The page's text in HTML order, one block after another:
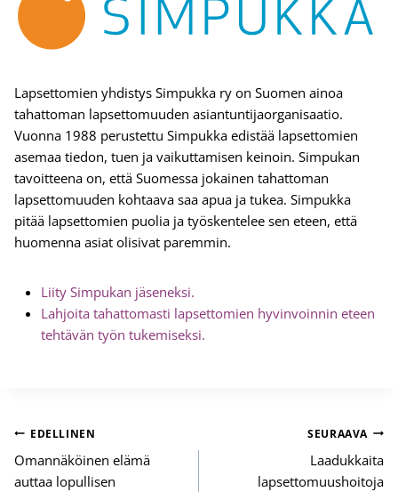
Lapsettomien yhdistys Simpukka ry on Suomen ainoa
tahattoman lapsettomuuden asiantuntijaorganisaatio.
Vuonna 1988 perustettu Simpukka edistää lapsettomien
asemaa tiedon, tuen ja vaikuttamisen keinoin. Simpukan
tavoitteena on, että Suomessa jokainen tahattoman
lapsettomuuden kohtaava saa apua ja tukea. Simpukka
pitää lapsettomien puolia ja työskentelee sen eteen, että
huomenna asiat olisivat paremmin.
Liity Simpukan jäseneksi.
Lahjoita tahattomasti lapsettomien hyvinvoinnin eteen
tehtävän työn tukemiseksi.
Artikkelien
selaus
EDELLINEN
Omannäköinen elämä
auttaa lopullisen
SEURAAVA
Laadukkaita
lapsettomuushoitoja